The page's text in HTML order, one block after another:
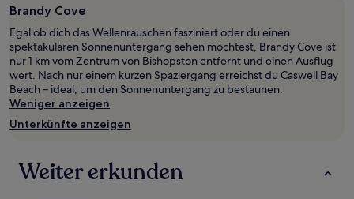
mit
1 Übernachtung
von
2 Erwachsenen
gefunden
wurde.
Preise
und
Verfügbarkeiten
ändern.
Es
Brandy Cove
Egal ob dich das Wellenrauschen fasziniert oder du einen
spektakulären Sonnenuntergang sehen möchtest, Brandy Cove ist
nur 1 km vom Zentrum von Bishopston entfernt und einen Ausflug
wert. Nach nur einem kurzen Spaziergang erreichst du Caswell Bay
Beach – ideal, um den Sonnenuntergang zu bestaunen.
Weniger anzeigen
Unterkünfte anzeigen
Weiter erkunden